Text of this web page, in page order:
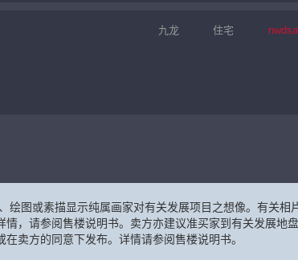
九龙 住宅
绘图或素描显示纯属画家对有关发展项目之想像。有关
，请参阅售楼说明书。卖方亦建议准买家到有关发展地
卖方的同意下发布。详情请参阅售楼说明书。